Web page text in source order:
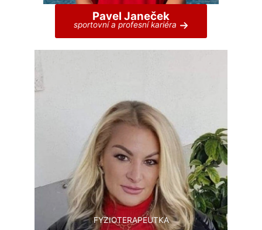
Pavel Janeček
sportovní a profesní kariéra
FYZIOTERAPEUTKA